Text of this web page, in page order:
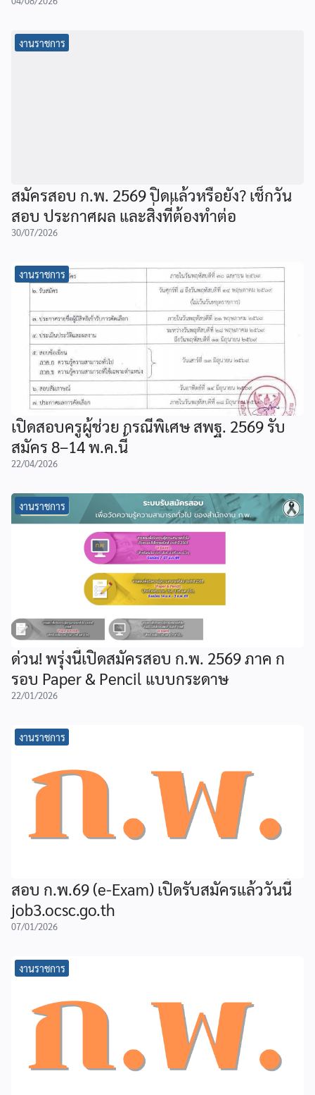
งานราชการ
สมัครสอบ ก.พ. 2569 ปิดแล้วหรือยัง? เช็กวัน
สอบ ประกาศผล และสิ่งที่ต้องทำต่อ
30/07/2026
งานราชการ
เปิดสอบครูผู้ช่วย กรณีพิเศษ สพฐ. 2569 รับ
สมัคร 8–14 พ.ค.นี้
22/04/2026
งานราชการ
ด่วน! พรุ่งนี้เปิดสมัครสอบ ก.พ. 2569 ภาค ก
รอบ Paper & Pencil แบบกระดาษ
22/01/2026
งานราชการ
สอบ ก.พ.69 (e-Exam) เปิดรับสมัครแล้ววันนี้
job3.ocsc.go.th
07/01/2026
งานราชการ